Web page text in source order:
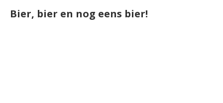
Bier, bier en nog eens bier!